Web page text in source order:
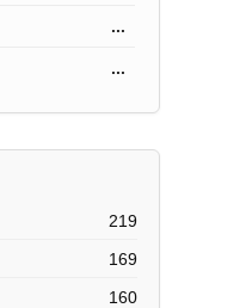
...
...
219
169
160